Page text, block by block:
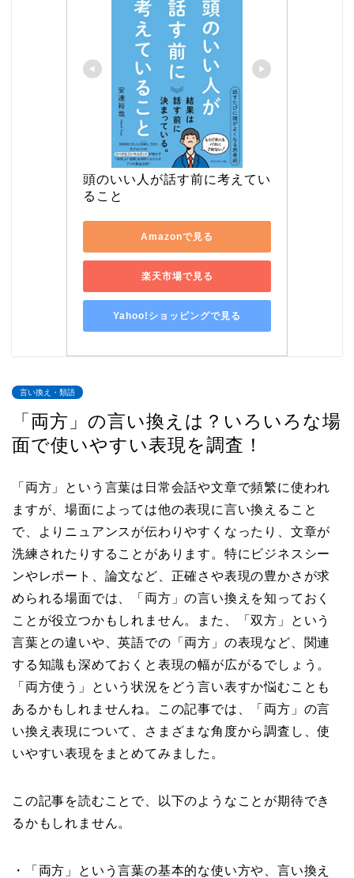
頭のいい人が話す前に考えてい
ること
Amazonで見る
楽天市場で見る
Yahoo!ショッピングで見る
言い換え・類語
「両方」の言い換えは？いろいろな場
面で使いやすい表現を調査！
「両方」という言葉は日常会話や文章で頻繁に使われ
ますが、場面によっては他の表現に言い換えること
で、よりニュアンスが伝わりやすくなったり、文章が
洗練されたりすることがあります。特にビジネスシー
ンやレポート、論文など、正確さや表現の豊かさが求
められる場面では、「両方」の言い換えを知っておく
ことが役立つかもしれません。また、「双方」という
言葉との違いや、英語での「両方」の表現など、関連
する知識も深めておくと表現の幅が広がるでしょう。
「両方使う」という状況をどう言い表すか悩むことも
あるかもしれませんね。この記事では、「両方」の言
い換え表現について、さまざまな角度から調査し、使
いやすい表現をまとめてみました。
この記事を読むことで、以下のようなことが期待でき
るかもしれません。
・「両方」という言葉の基本的な使い方や、言い換え